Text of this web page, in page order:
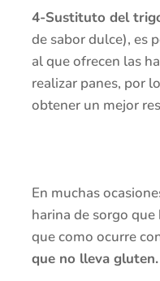
4-Sustituto del
de sabor dulce), es
al que ofrecen las
realizar panes, por
obtener un mejor
En muchas
harina de sorgo
que como ocurre
que no lleva gluten.